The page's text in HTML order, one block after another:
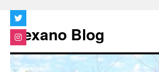
Vai
contenuto
Iltexano Blog